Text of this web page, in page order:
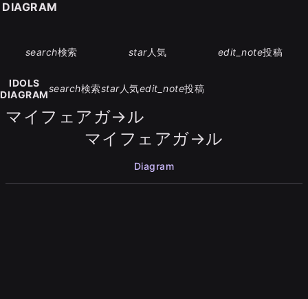
search検索 star人気 edit_note投稿
IDOLS
DIAGRAM
search検索star人気edit_note投稿
マイフェアガ→ル
マイフェアガ→ル
Diagram